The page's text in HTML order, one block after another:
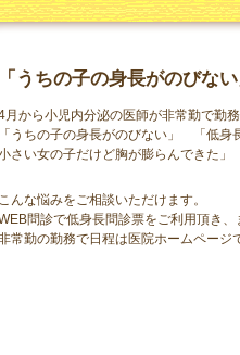
「うちの子の身長がのびな
月から小児内分泌の医師が非常勤で勤務
「うちの子の身長がのびない」 「低身
さい女の子だけど胸が膨らんできた
こんな悩みをご相談いただけます。
問診で低身長問診票をご利用頂き
常勤の勤務で日程は医院ホームページ